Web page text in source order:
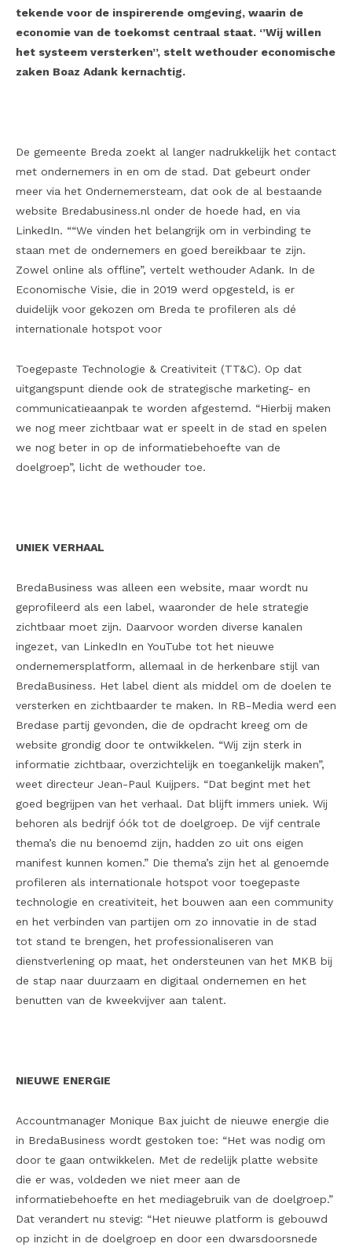
tekende voor de inspirerende omgeving, waarin de
economie van de toekomst centraal staat. ‘’Wij willen
het systeem versterken’’, stelt wethouder economische
zaken Boaz Adank kernachtig.
De gemeente Breda zoekt al langer nadrukkelijk het contact
met ondernemers in en om de stad. Dat gebeurt onder
meer via het Ondernemersteam, dat ook de al bestaande
website Bredabusiness.nl onder de hoede had, en via
LinkedIn. ““We vinden het belangrijk om in verbinding te
staan met de ondernemers en goed bereikbaar te zijn.
Zowel online als offline”, vertelt wethouder Adank. In de
Economische Visie, die in 2019 werd opgesteld, is er
duidelijk voor gekozen om Breda te profileren als dé
internationale hotspot voor
Toegepaste Technologie & Creativiteit (TT&C). Op dat
uitgangspunt diende ook de strategische marketing- en
communicatieaanpak te worden afgestemd. “Hierbij maken
we nog meer zichtbaar wat er speelt in de stad en spelen
we nog beter in op de informatiebehoefte van de
doelgroep”, licht de wethouder toe.
UNIEK VERHAAL
BredaBusiness was alleen een website, maar wordt nu
geprofileerd als een label, waaronder de hele strategie
zichtbaar moet zijn. Daarvoor worden diverse kanalen
ingezet, van LinkedIn en YouTube tot het nieuwe
ondernemersplatform, allemaal in de herkenbare stijl van
BredaBusiness. Het label dient als middel om de doelen te
versterken en zichtbaarder te maken. In RB-Media werd een
Bredase partij gevonden, die de opdracht kreeg om de
website grondig door te ontwikkelen. “Wij zijn sterk in
informatie zichtbaar, overzichtelijk en toegankelijk maken”,
weet directeur Jean-Paul Kuijpers. “Dat begint met het
goed begrijpen van het verhaal. Dat blijft immers uniek. Wij
behoren als bedrijf óók tot de doelgroep. De vijf centrale
thema’s die nu benoemd zijn, hadden zo uit ons eigen
manifest kunnen komen.” Die thema’s zijn het al genoemde
profileren als internationale hotspot voor toegepaste
technologie en creativiteit, het bouwen aan een community
en het verbinden van partijen om zo innovatie in de stad
tot stand te brengen, het professionaliseren van
dienstverlening op maat, het ondersteunen van het MKB bij
de stap naar duurzaam en digitaal ondernemen en het
benutten van de kweekvijver aan talent.
NIEUWE ENERGIE
Accountmanager Monique Bax juicht de nieuwe energie die
in BredaBusiness wordt gestoken toe: “Het was nodig om
door te gaan ontwikkelen. Met de redelijk platte website
die er was, voldeden we niet meer aan de
informatiebehoefte en het mediagebruik van de doelgroep.”
Dat verandert nu stevig: “Het nieuwe platform is gebouwd
op inzicht in de doelgroep en door een dwarsdoorsnede